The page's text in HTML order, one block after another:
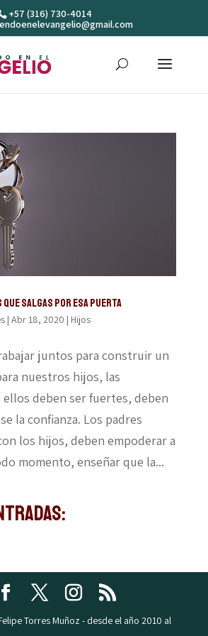
+57 (316) 730-4014
que salgas por esa puerta
| Abr 18, 2020 | Hijos
juntos para construir un
nuestros hijos, las
ellos deben ser fuertes, deben
la confianza. Los padres
los hijos, deben empoderar a
momento, enseñar que la...
Torres Muñoz - desde el año 2010 al